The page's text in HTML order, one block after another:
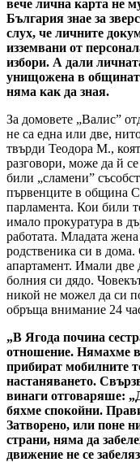
вече лична карта не
България знае за
слух, че личните
изземвани от
избори. А дали
унищожена в
няма как да зная.
За домовете „Валис”
не са една или две,
твърди Теодора М.,
разговори, може да й
били „сламени”
първенците в община
парламента. Кои били
имало прокуратура в
работата. Младата
родственика си в
апартамент. Имали две
болния си дядо.
никой не можел да си
обръща внимание 24
„В Ягода почина
отношение. Нямахме
прибират мобилните
настаняването.
винаги отговаряше:
бяхме спокойни.
Затворено, или поне
страни, няма да
движение не се